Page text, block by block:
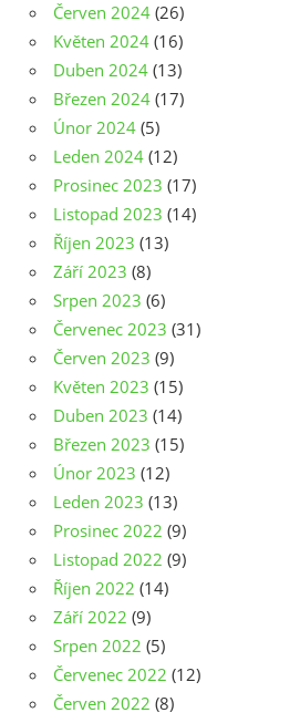
Červen 2024 (26)
Květen 2024 (16)
Duben 2024 (13)
Březen 2024 (17)
Únor 2024 (5)
Leden 2024 (12)
Prosinec 2023 (17)
Listopad 2023 (14)
Říjen 2023 (13)
Září 2023 (8)
Srpen 2023 (6)
Červenec 2023 (31)
Červen 2023 (9)
Květen 2023 (15)
Duben 2023 (14)
Březen 2023 (15)
Únor 2023 (12)
Leden 2023 (13)
Prosinec 2022 (9)
Listopad 2022 (9)
Říjen 2022 (14)
Září 2022 (9)
Srpen 2022 (5)
Červenec 2022 (12)
Červen 2022 (8)